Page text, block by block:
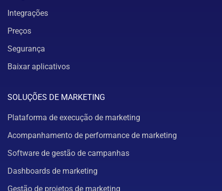
Integrações
Preços
Segurança
Baixar aplicativos
SOLUÇÕES DE MARKETING
Plataforma de execução de marketing
Acompanhamento de performance de marketing
Software de gestão de campanhas
Dashboards de marketing
Gestão de projetos de marketing